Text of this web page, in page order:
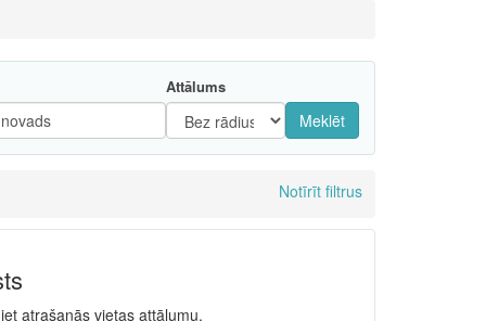
Attālums
Meklēt
Notīrīt filtrus
atrašanās vietas attālumu.